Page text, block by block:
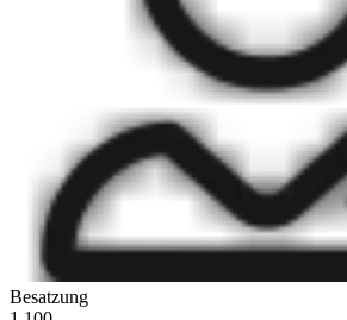
Besatzung